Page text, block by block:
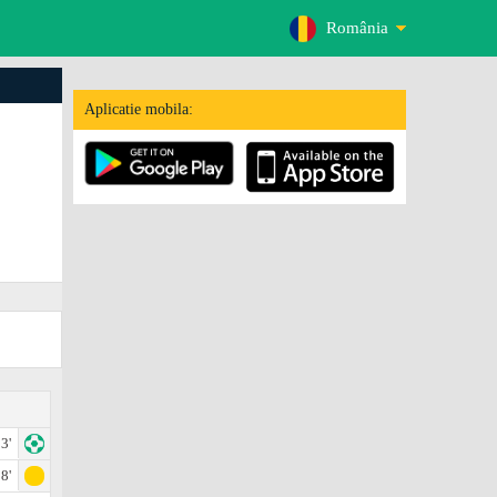
România
Aplicatie mobila:
3'
8'